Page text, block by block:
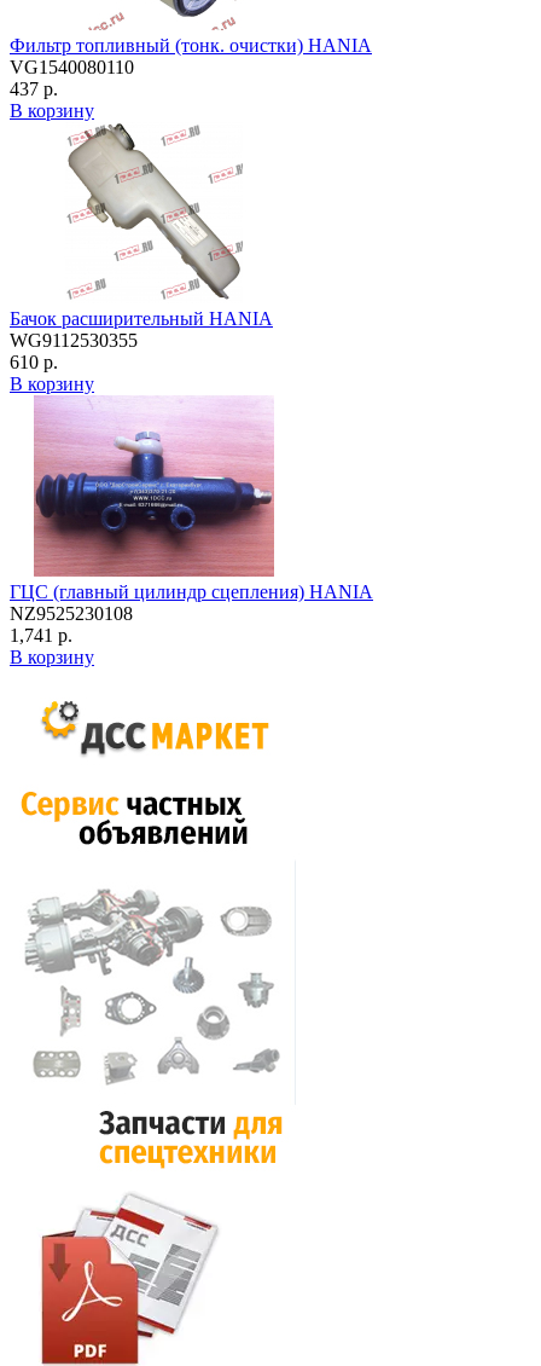
Фильтр топливный (тонк. очистки) HANIA
VG1540080110
437 р.
В корзину
Бачок расширительный HANIA
WG9112530355
610 р.
В корзину
ГЦС (главный цилиндр сцепления) HANIA
NZ9525230108
1,741 р.
В корзину